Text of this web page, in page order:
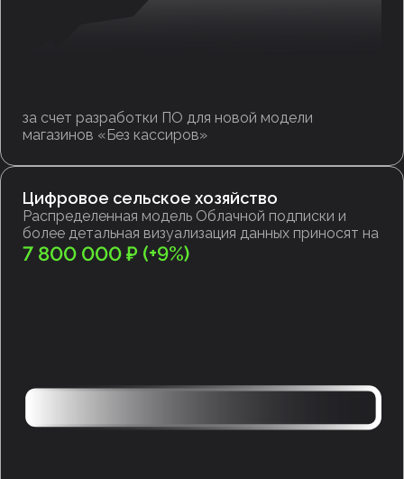
за счет разработки ПО для новой модели
магазинов «Без кассиров»
Цифровое сельское хозяйство
Распределенная модель Облачной подписки и
более детальная визуализация данных приносят на
7 800 000 ₽ (+9%)